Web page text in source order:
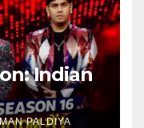
Indian
PALDIYA